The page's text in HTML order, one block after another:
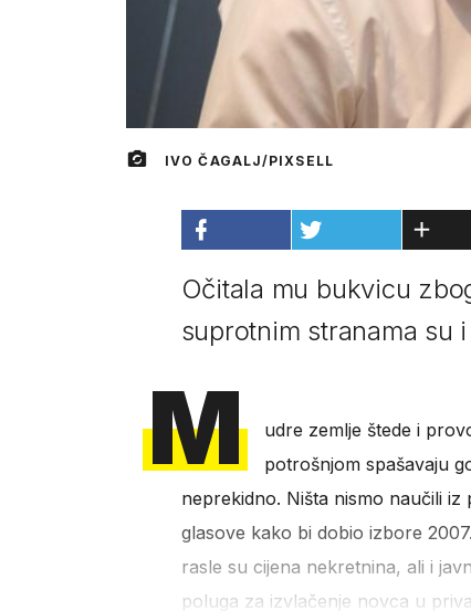
IVO ČAGALJ/PIXSELL
Očitala mu bukvicu
suprotnim stranama su
M
udre zemlje štede i
potrošnjom spašavaju
neprekidno. Ništa nismo naučili iz
glasove kako bi dobio izbore
rasle su cijena nekretnina, ali i
poluga za izvlačenje novca u